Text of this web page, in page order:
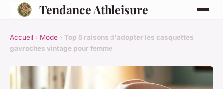
Tendance Athleisure
Accueil › Mode › Top 5 raisons d'adopter les casquettes
gavroches vintage pour femme